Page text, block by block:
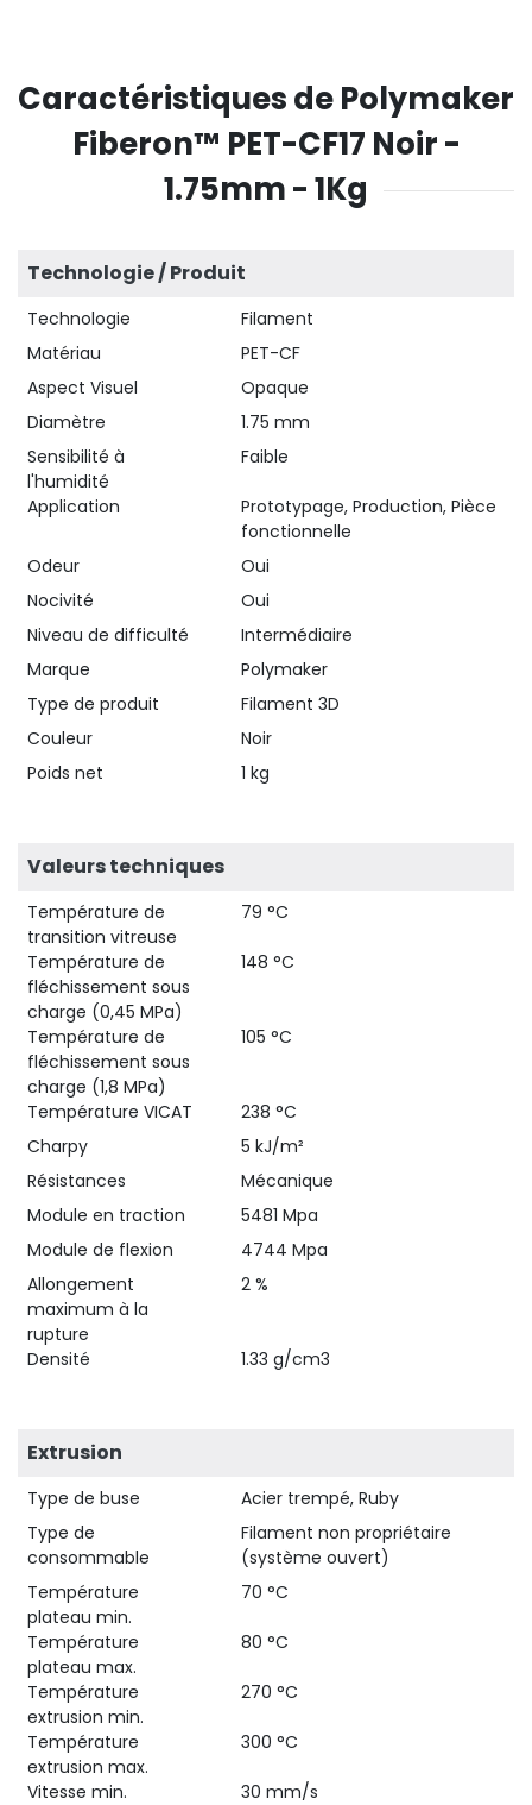
Caractéristiques de Polymaker
Fiberon™ PET-CF17 Noir -
1.75mm - 1Kg
Technologie / Produit
Technologie
Filament
Matériau
PET-CF
Aspect Visuel
Opaque
Diamètre
1.75 mm
Sensibilité à
l'humidité
Faible
Application
Prototypage, Production, Pièce
fonctionnelle
Odeur
Oui
Nocivité
Oui
Niveau de difficulté
Intermédiaire
Marque
Polymaker
Type de produit
Filament 3D
Couleur
Noir
Poids net
1 kg
Valeurs techniques
Température de
transition vitreuse
79 °C
Température de
fléchissement sous
charge (0,45 MPa)
148 °C
Température de
fléchissement sous
charge (1,8 MPa)
105 °C
Température VICAT
238 °C
Charpy
5 kJ/m²
Résistances
Mécanique
Module en traction
5481 Mpa
Module de flexion
4744 Mpa
Allongement
maximum à la
rupture
2 %
Densité 1.33 g/cm3
Extrusion
Type de buse
Acier trempé, Ruby
Type de
consommable
Filament non propriétaire
(système ouvert)
Température
plateau min.
70 °C
Température
plateau max.
80 °C
Température
extrusion min.
270 °C
Température
extrusion max.
300 °C
Vitesse min.
30 mm/s